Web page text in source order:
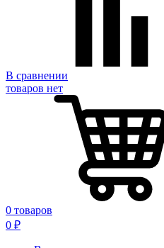
В сравнении
товаров нет
0 товаров
0 ₽